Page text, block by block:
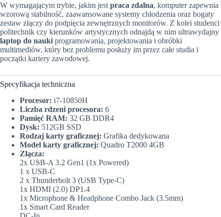
W wymagającym trybie, jakim jest praca zdalna, komputer zapewnia
wzorową stabilność, zaawansowane systemy chłodzenia oraz bogaty
zestaw złączy do podpięcia zewnętrznych monitorów. Z kolei studenci
politechnik czy kierunków artystycznych odnajdą w nim ultrawydajny
laptop do nauki programowania, projektowania i obróbki
multimediów, który bez problemu posłuży im przez całe studia i
początki kariery zawodowej.
Specyfikacja techniczna
Procesor: i7-10850H
Liczba rdzeni procesora: 6
Pamięć RAM: 32 GB DDR4
Dysk: 512GB SSD
Rodzaj karty graficznej: Grafika dedykowana
Model karty graficznej: Quadro T2000 4GB
Złącza:
2x USB-A 3.2 Gen1 (1x Powered)
1 x USB-C
2 x Thunderbolt 3 (USB Type-C)
1x HDMI (2.0) DP1.4
1x Microphone & Headphone Combo Jack (3.5mm)
1x Smart Card Reader